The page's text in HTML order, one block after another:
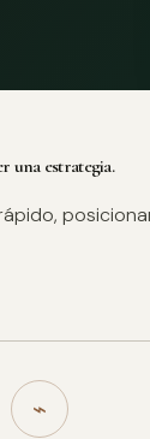
una estrategia.
⌁